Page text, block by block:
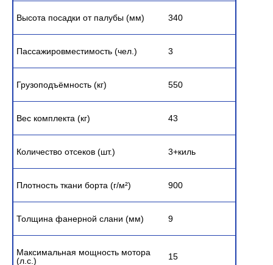
Высота посадки от палубы (мм) 340
Пассажировместимость (чел.) 3
Грузоподъёмность (кг) 550
Вес комплекта (кг) 43
Количество отсеков (шт.) 3+киль
Плотность ткани борта (г/м²) 900
Толщина фанерной слани (мм) 9
Максимальная мощность мотора
(л.с.)
15